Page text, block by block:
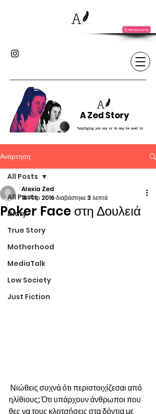
Επικοινωνία
A Zed Story
Ανάρτηση
All Posts
Diary
True Story
Motherhood
MediaTalk
Low Society
Just Fiction
All Posts
Poker Face στη Δουλειά
Alexia Zed
16 Απρ 2016 διαβάστηκε 3 λεπτά
ηλίθιους; Ότι υπάρχουν άνθρωποι που
θες να τους κλοτσήσεις στα δόντια με